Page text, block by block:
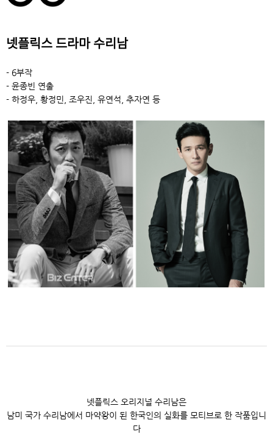
넷플릭스 드라마 수리남
- 6부작
- 윤종빈 연출
- 하정우, 황정민, 조우진, 유연석, 추자연 등
넷플릭스 오리지널 수리남은
남미 국가 수리남에서 마약왕이 된 한국인의 실화를 모티브로 한 작품입니
다